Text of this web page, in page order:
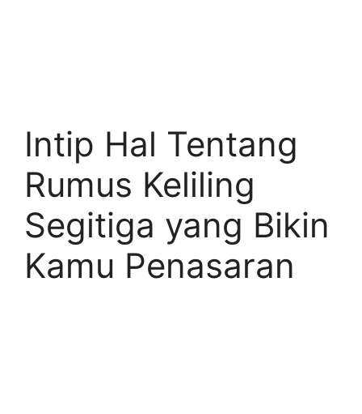
Intip Hal Tentang
Rumus Keliling
Segitiga yang Bikin
Kamu Penasaran